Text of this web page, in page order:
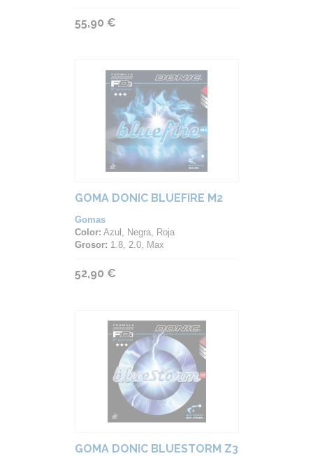
55,90 €
GOMA DONIC BLUEFIRE M2
Gomas
Color: Azul, Negra, Roja
Grosor: 1.8, 2.0, Max
52,90 €
GOMA DONIC BLUESTORM Z3